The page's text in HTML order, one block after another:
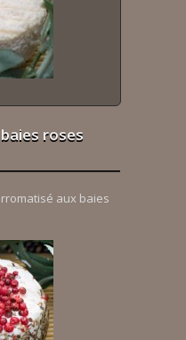
roses
aux baies